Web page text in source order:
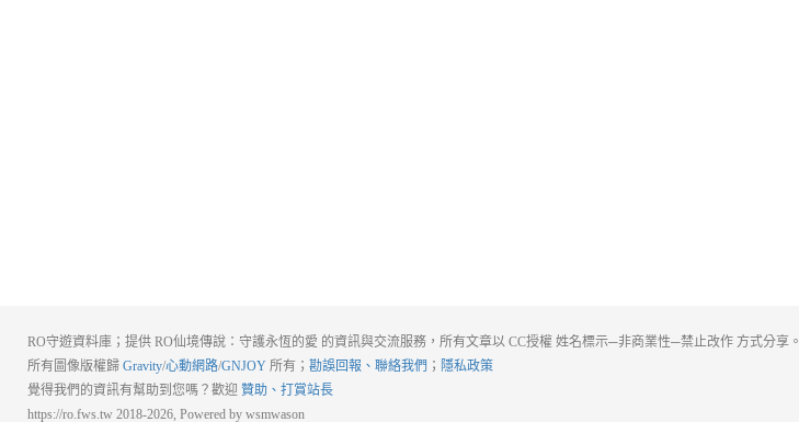
RO守遊資料庫；提供 RO仙境傳說：守護永恆的愛 的資訊與交流服務，所有文章以 CC授權 姓名標示─非商業性─禁止改作 方式分享。
所有圖像版權歸 Gravity/心動網路/GNJOY 所有； 勘誤回報、聯絡我們 ； 隱私政策
覺得我們的資訊有幫助到您嗎？歡迎 贊助、打賞站長
https://ro.fws.tw 2018-2026, Powered by wsmwason